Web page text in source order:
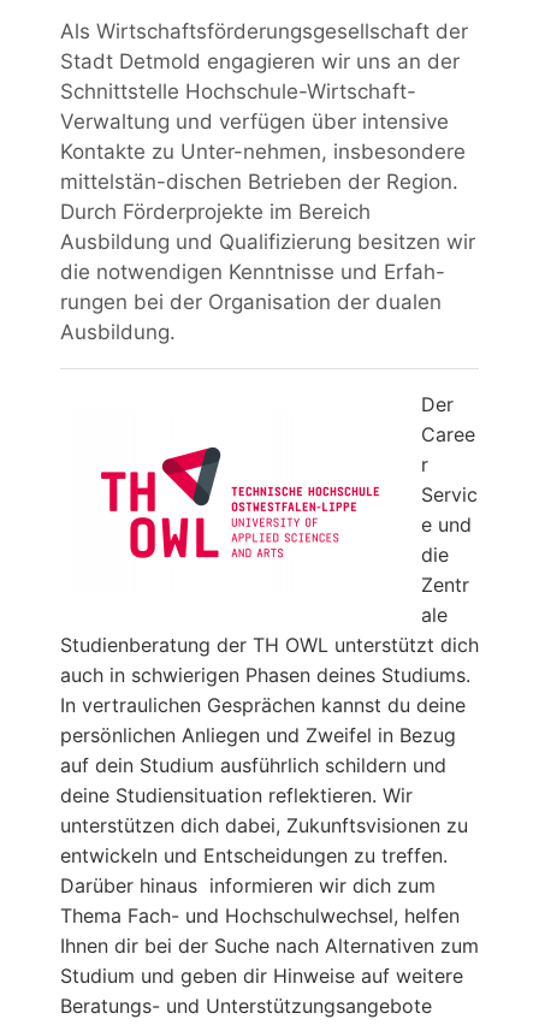
Als Wirtschaftsförderungsgesellschaft der
Stadt Detmold engagieren wir uns an der
Schnittstelle Hochschule-Wirtschaft-
Verwaltung und verfügen über intensive
Kontakte zu Unter-nehmen, insbesondere
mittelstän-dischen Betrieben der Region.
Durch Förderprojekte im Bereich
Ausbildung und Qualifizierung besitzen wir
die notwendigen Kenntnisse und Erfah-
rungen bei der Organisation der dualen
Ausbildung.
Der
Caree
r
Servic
e und
die
Zentr
ale
Studienberatung der TH OWL unterstützt dich
auch in schwierigen Phasen deines Studiums.
In vertraulichen Gesprächen kannst du deine
persönlichen Anliegen und Zweifel in Bezug
auf dein Studium ausführlich schildern und
deine Studiensituation reflektieren. Wir
unterstützen dich dabei, Zukunftsvisionen zu
entwickeln und Entscheidungen zu treffen.
Darüber hinaus informieren wir dich zum
Thema Fach- und Hochschulwechsel, helfen
Ihnen dir bei der Suche nach Alternativen zum
Studium und geben dir Hinweise auf weitere
Beratungs- und Unterstützungsangebote